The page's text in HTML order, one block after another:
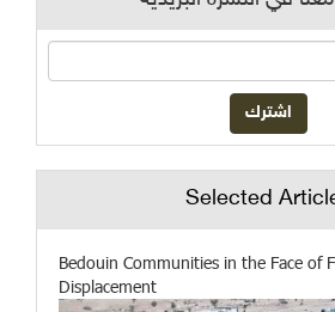
Selected
Bedouin Communities in the Face of
Displacement